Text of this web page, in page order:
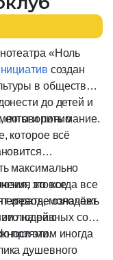
«Ноль
создан
в обществе
до детей и
о
и понимание.
которое всё
максимально
это когда все
означает
людей с
во все
играть, молодёжь
на равных со
при этом иногда
душевного